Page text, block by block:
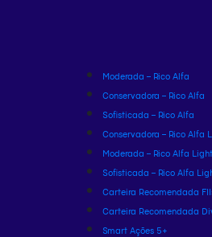
Moderada – Rico Alfa
Conservadora – Rico Alfa
Sofisticada – Rico Alfa
Conservadora – Rico Alfa
Moderada – Rico Alfa Light
Sofisticada – Rico Alfa
Carteira Recomendada
Carteira Recomendada
Smart Ações 5+